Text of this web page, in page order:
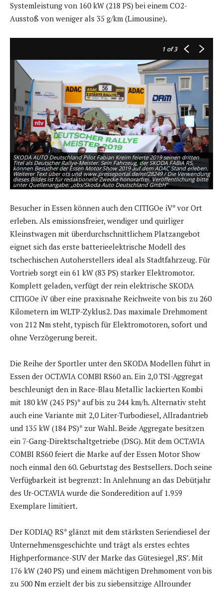
Systemleistung von 160 kW (218 PS) bei einem CO2-
Ausstoß von weniger als 35 g/km (Limousine).
1 of 3
SKODA AUTO Deutschland Pilot Fabian Kreim feierte 2019 seinen dritten
Titel als Deutscher Rallye-Meister. Sein Fahrzeug, der SKODA FABIA R5,
können Besucher der Essen Motor Show 2019 auf dem ADAC Stand erleben.
Weiterer Text über ots und www.presseportal.de/nr/28249 / Die Verwendung
dieses Bildes ist für redaktionelle Zwecke honorarfrei. Veröffentlichung bitte
unter Quellenangabe: „obs/Skoda Auto Deutschland GmbH“
SKODA auf der Essen Motor Show 2019: Der KODIAQ RS trägt als erstes
echtes Highperformance-SUV der Marke das Gütesiegel ,RS‘. Weiterer Text
über ots und www.presseportal.de/nr/28249 / Die Verwendung dieses Bildes
ist für redaktionelle Zwecke honorarfrei. Veröffentlichung bitte unter
Quellenangabe: „obs/Skoda Auto Deutschland GmbH“
SKODA auf der Essen Motor Show 2019: Der KAMIQ MONTE CARLO zeichnet
sich unter anderem durch schwarze Designelemente aus. Weiterer Text über
ots und www.presseportal.de/nr/28249 / Die Verwendung dieses Bildes ist
für redaktionelle Zwecke honorarfrei. Veröffentlichung bitte unter
Quellenangabe: „obs/Skoda Auto Deutschland GmbH“
Besucher in Essen können auch den CITIGOe iV* vor Ort
erleben. Als emissionsfreier, wendiger und quirliger
Kleinstwagen mit überdurchschnittlichem Platzangebot
eignet sich das erste batterieelektrische Modell des
tschechischen Autoherstellers ideal als Stadtfahrzeug. Für
Vortrieb sorgt ein 61 kW (83 PS) starker Elektromotor.
Komplett geladen, verfügt der rein elektrische SKODA
CITIGOe iV über eine praxisnahe Reichweite von bis zu 260
Kilometern im WLTP-Zyklus2. Das maximale Drehmoment
von 212 Nm steht, typisch für Elektromotoren, sofort und
ohne Verzögerung bereit.
Die Reihe der Sportler unter den SKODA Modellen führt in
Essen der OCTAVIA COMBI RS60 an. Ein 2,0 TSI-Aggregat
beschleunigt den in Race-Blau Metallic lackierten Kombi
mit 180 kW (245 PS)* auf bis zu 244 km/h. Alternativ steht
auch eine Variante mit 2,0 Liter-Turbodiesel, Allradantrieb
und 135 kW (184 PS)* zur Wahl. Beide Aggregate besitzen
ein 7-Gang-Direktschaltgetriebe (DSG). Mit dem OCTAVIA
COMBI RS60 feiert die Marke auf der Essen Motor Show
noch einmal den 60. Geburtstag des Bestsellers. Doch seine
Verfügbarkeit ist begrenzt: In Anlehnung an das Debütjahr
des Ur-OCTAVIA wurde die Sonderedition auf 1.959
Exemplare limitiert.
Der KODIAQ RS* glänzt mit dem stärksten Seriendiesel der
Unternehmensgeschichte und trägt als erstes echtes
Highperformance-SUV der Marke das Gütesiegel ,RS’. Mit
176 kW (240 PS) und einem mächtigen Drehmoment von bis
zu 500 Nm erzielt der bis zu siebensitzige Allrounder